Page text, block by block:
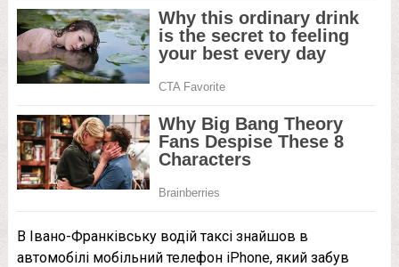
В Івано-Франківську водій таксі знайшов в
автомобілі мобільний телефон iPhone, який забув